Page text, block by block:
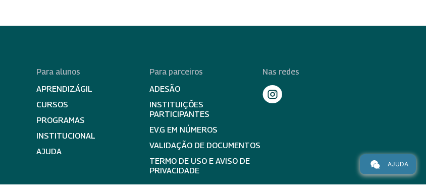
Para alunos
APRENDIZÁGIL
CURSOS
PROGRAMAS
INSTITUCIONAL
AJUDA
Para parceiros
ADESÃO
INSTITUIÇÕES
PARTICIPANTES
EV.G EM NÚMEROS
VALIDAÇÃO DE DOCUMENTOS
TERMO DE USO E AVISO DE
PRIVACIDADE
Nas redes
AJUDA